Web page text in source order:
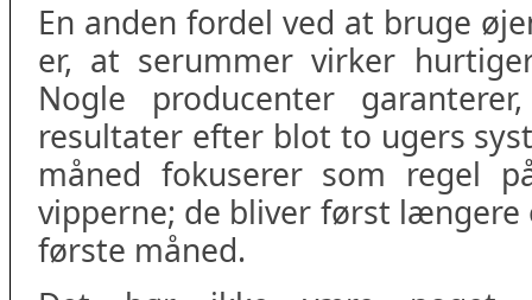
En anden fordel ved at bruge
er, at serummer virker
Nogle producenter
resultater efter blot to ugers
måned fokuserer som regel
vipperne; de bliver først
første måned.